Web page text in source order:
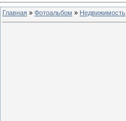
Главная » Фотоальбом » Недвижимость